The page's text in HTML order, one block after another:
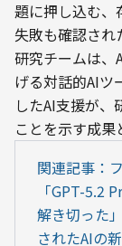
題に押し込む、
失敗も確認され
研究チームは
げる対話的AIツ
したAI支援が
ことを示す成果
関連記事：
「GPT-5.2
解き切った
されたAIの